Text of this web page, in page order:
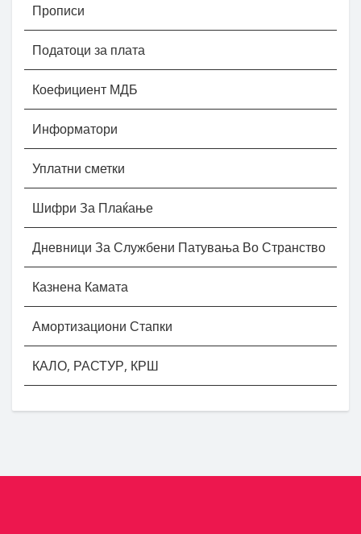
Прописи
Податоци за плата
Коефициент МДБ
Информатори
Уплатни сметки
Шифри За Плаќање
Дневници За Службени Патувања Во Странство
Казнена Камата
Амортизациони Стапки
КАЛО, РАСТУР, КРШ